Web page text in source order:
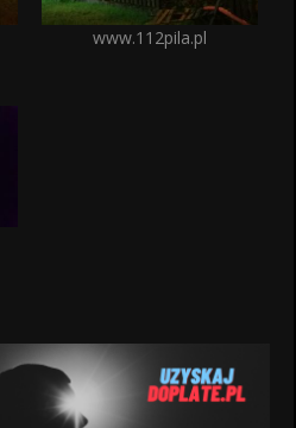
www.112pila.pl